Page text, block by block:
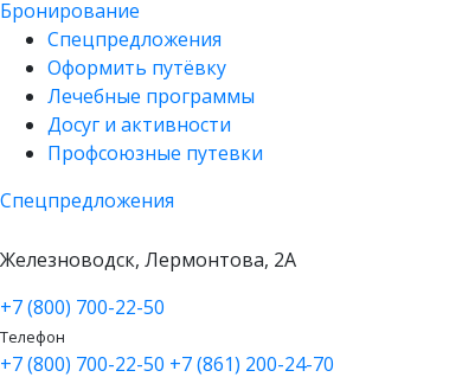
Бронирование
Спецпредложения
Оформить путёвку
Лечебные программы
Досуг и активности
Профсоюзные путевки
Спецпредложения
Железноводск, Лермонтова, 2А
+7 (800) 700-22-50
Телефон
+7 (800) 700-22-50 +7 (861) 200-24-70